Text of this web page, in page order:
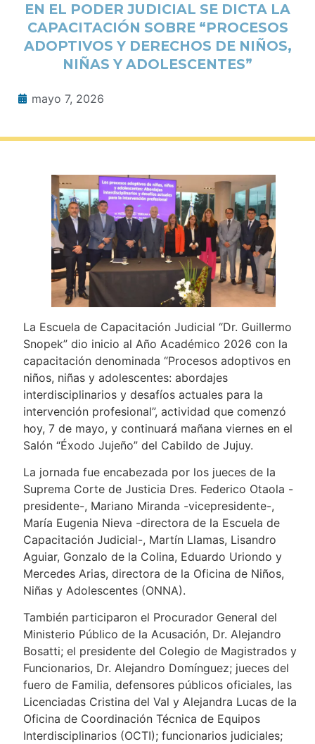
EN EL PODER JUDICIAL SE DICTA LA
CAPACITACIÓN SOBRE “PROCESOS
ADOPTIVOS Y DERECHOS DE NIÑOS,
NIÑAS Y ADOLESCENTES”
mayo 7, 2026
La Escuela de Capacitación Judicial “Dr. Guillermo
Snopek” dio inicio al Año Académico 2026 con la
capacitación denominada “Procesos adoptivos en
niños, niñas y adolescentes: abordajes
interdisciplinarios y desafíos actuales para la
intervención profesional”, actividad que comenzó
hoy, 7 de mayo, y continuará mañana viernes en el
Salón “Éxodo Jujeño” del Cabildo de Jujuy.
La jornada fue encabezada por los jueces de la
Suprema Corte de Justicia Dres. Federico Otaola -
presidente-, Mariano Miranda -vicepresidente-,
María Eugenia Nieva -directora de la Escuela de
Capacitación Judicial-, Martín Llamas, Lisandro
Aguiar, Gonzalo de la Colina, Eduardo Uriondo y
Mercedes Arias, directora de la Oficina de Niños,
Niñas y Adolescentes (ONNA).
También participaron el Procurador General del
Ministerio Público de la Acusación, Dr. Alejandro
Bosatti; el presidente del Colegio de Magistrados y
Funcionarios, Dr. Alejandro Domínguez; jueces del
fuero de Familia, defensores públicos oficiales, las
Licenciadas Cristina del Val y Alejandra Lucas de la
Oficina de Coordinación Técnica de Equipos
Interdisciplinarios (OCTI); funcionarios judiciales;